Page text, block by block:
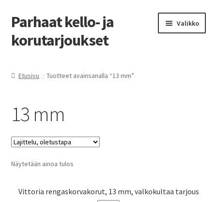
Siirry
navigointiin
Siirry
sisältöön
Parhaat kello- ja
korutarjoukset
Valikko
Etusivu Tuotteet avainsanalla “13 mm”
13 mm
Näytetään ainoa tulos
Vittoria rengaskorvakorut, 13 mm, valkokultaa tarjous